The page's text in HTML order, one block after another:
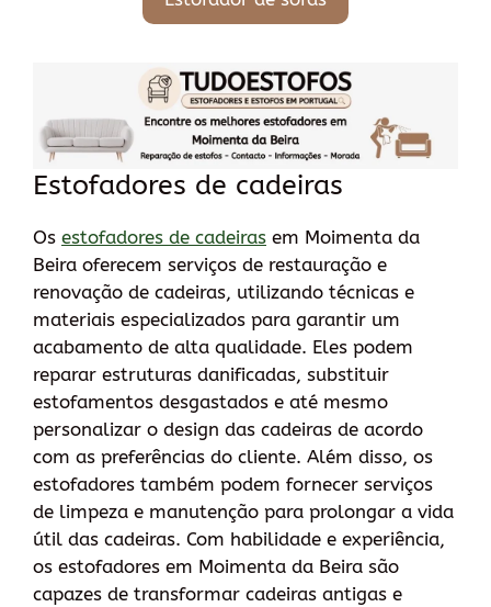
Estofadores de cadeiras
Os estofadores de cadeiras em Moimenta da
Beira oferecem serviços de restauração e
renovação de cadeiras, utilizando técnicas e
materiais especializados para garantir um
acabamento de alta qualidade. Eles podem
reparar estruturas danificadas, substituir
estofamentos desgastados e até mesmo
personalizar o design das cadeiras de acordo
com as preferências do cliente. Além disso, os
estofadores também podem fornecer serviços
de limpeza e manutenção para prolongar a vida
útil das cadeiras. Com habilidade e experiência,
os estofadores em Moimenta da Beira são
capazes de transformar cadeiras antigas e